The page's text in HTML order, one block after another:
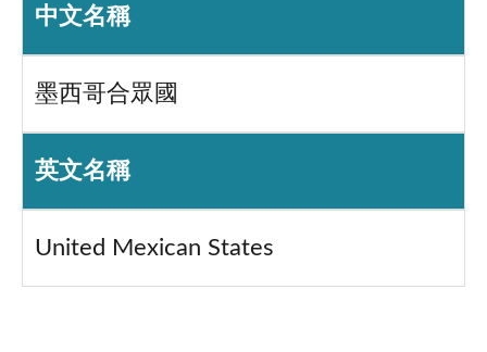
中文名稱
墨西哥合眾國
英文名稱
United Mexican States